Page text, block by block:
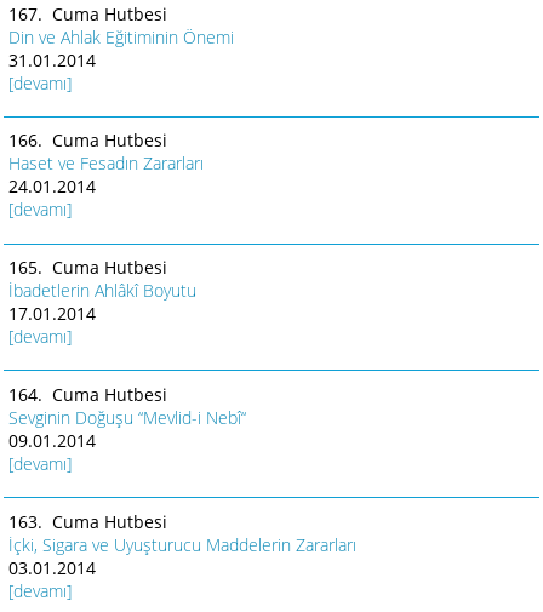
167. Cuma Hutbesi
Din ve Ahlak Eğitiminin Önemi
31.01.2014
[devamı]
166. Cuma Hutbesi
Haset ve Fesadın Zararları
24.01.2014
[devamı]
165. Cuma Hutbesi
İbadetlerin Ahlâkî Boyutu
17.01.2014
[devamı]
164. Cuma Hutbesi
Sevginin Doğuşu “Mevlid-i Nebî“
09.01.2014
[devamı]
163. Cuma Hutbesi
İçki, Sigara ve Uyuşturucu Maddelerin Zararları
03.01.2014
[devamı]